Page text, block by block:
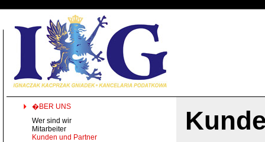
�BER UNS
Wer sind wir
Mitarbeiter
Kunden und Partner